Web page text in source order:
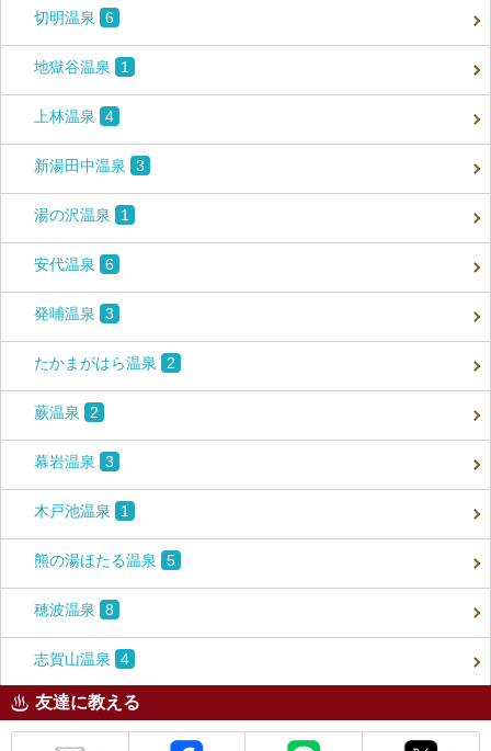
切明温泉 6
地獄谷温泉 1
上林温泉 4
新湯田中温泉 3
湯の沢温泉 1
安代温泉 6
発哺温泉 3
たかまがはら温泉 2
蕨温泉 2
幕岩温泉 3
木戸池温泉 1
熊の湯ほたる温泉 5
穂波温泉 8
志賀山温泉 4
友達に教える